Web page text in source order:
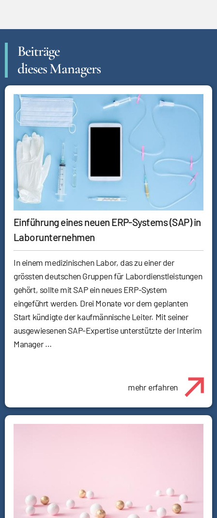
Beiträge
dieses Managers
Einführung eines neuen ERP-Systems (SAP) in
Laborunternehmen
In einem medizinischen Labor, das zu einer der
grössten deutschen Gruppen für Labordienstleistungen
gehört, sollte mit SAP ein neues ERP-System
eingeführt werden. Drei Monate vor dem geplanten
Start kündigte der kaufmännische Leiter. Mit seiner
ausgewiesenen SAP-Expertise unterstützte der Interim
Manager …
mehr erfahren